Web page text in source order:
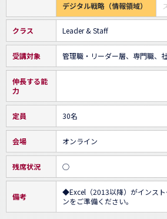
デジタル戦略（情報領域）
クラス Leader & Staff
受講対象 管理職・リーダー層、専門職、
伸長する能
力
定員 30名
会場 オンライン
残席状況 ○
備考
◆Excel（2013以降）がインス
ンをご準備ください。